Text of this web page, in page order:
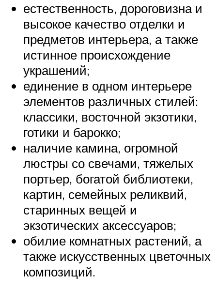
естественность, дороговизна и
высокое качество отделки и
предметов интерьера, а также
истинное происхождение
украшений;
единение в одном интерьере
элементов различных стилей:
классики, восточной экзотики,
готики и барокко;
наличие камина, огромной
люстры со свечами, тяжелых
портьер, богатой библиотеки,
картин, семейных реликвий,
старинных вещей и
экзотических аксессуаров;
обилие комнатных растений, а
также искусственных цветочных
композиций.